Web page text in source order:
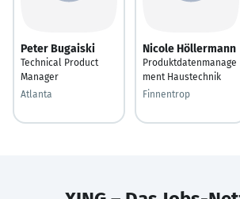
Peter Bugaiski
Technical Product
Manager
Atlanta
Nicole Höllermann
Produktdatenmanage
ment Haustechnik
Finnentrop